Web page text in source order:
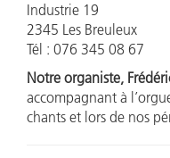
Industrie 19
2345 Les Breuleux
Tél : 076 345 08 67
Notre organiste,
accompagnant à
chants et lors de nos